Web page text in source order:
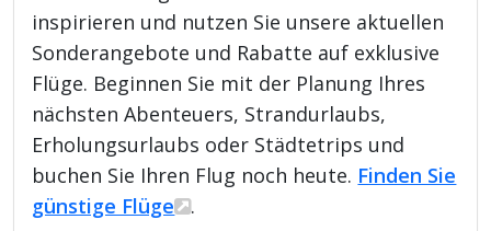
inspirieren und nutzen Sie unsere aktuellen
Sonderangebote und Rabatte auf exklusive
Flüge. Beginnen Sie mit der Planung Ihres
nächsten Abenteuers, Strandurlaubs,
Erholungsurlaubs oder Städtetrips und
buchen Sie Ihren Flug noch heute. Finden Sie
günstige Flüge
.